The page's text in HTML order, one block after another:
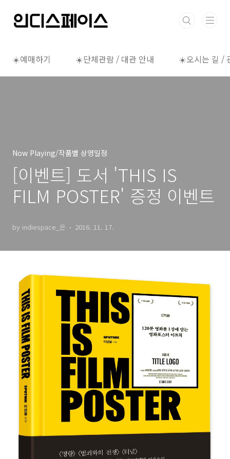
☀️예매하기 ☀️단체관람 / 대관 안내 ☀️오시는 길 /
Now Playing/작품별 상영일정
[이벤트] 도서 'THIS IS
FILM POSTER' 증정 이벤트
by indiespace_은 2016. 11. 17.